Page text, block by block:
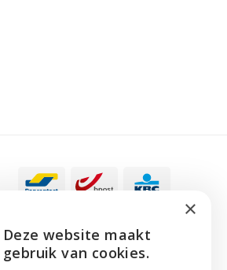
ENGLISH
×
Deze website maakt
gebruik van cookies.